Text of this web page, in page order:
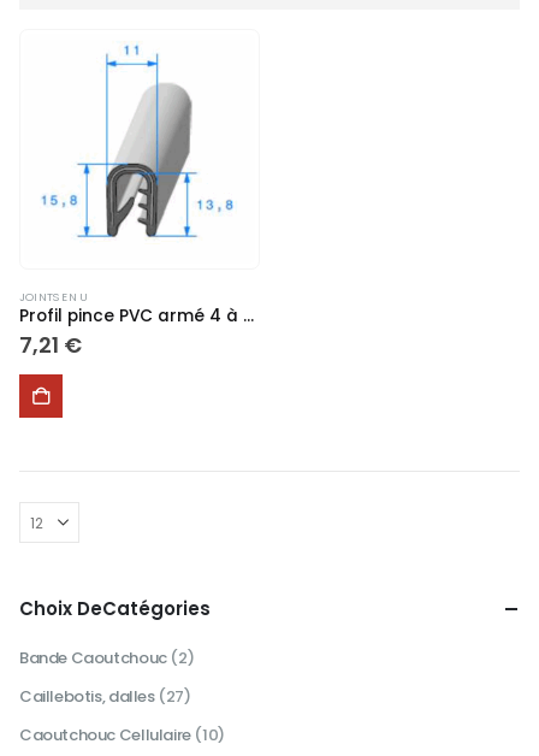
JOINTS EN U
Profil pince PVC armé 4 à 6 mm #1685
7,21 €
Choix DeCatégories
Bande Caoutchouc (2)
Caillebotis, dalles (27)
Caoutchouc Cellulaire (10)